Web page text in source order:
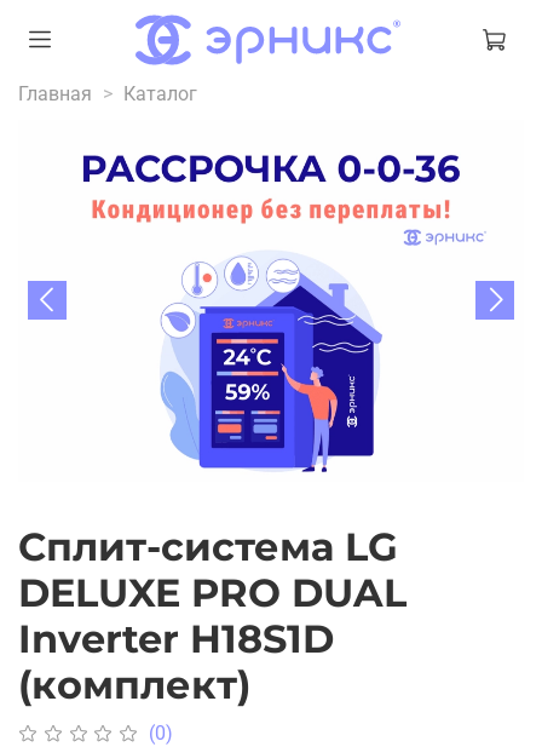
Главная Каталог
Сплит-система LG
DELUXE PRO DUAL
Inverter H18S1D
(комплект)
(0)